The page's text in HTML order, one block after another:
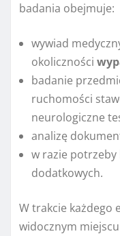
badania obejmuje:
wywiad
okoliczności
badanie
ruchomości
neurologiczne
analizę
w razie potrzeby
dodatkowych.
W trakcie każdego
widocznym